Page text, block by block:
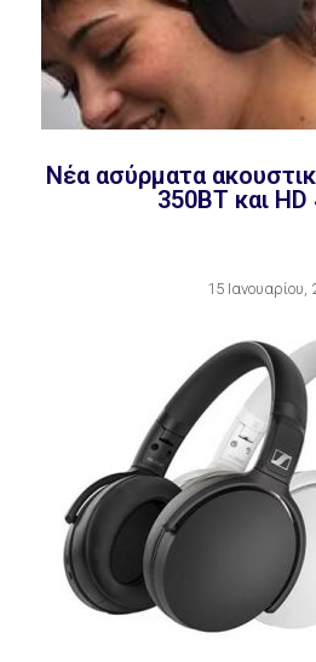
Νέα ασύρματα
350BT και
15 Ιανουαρίου,